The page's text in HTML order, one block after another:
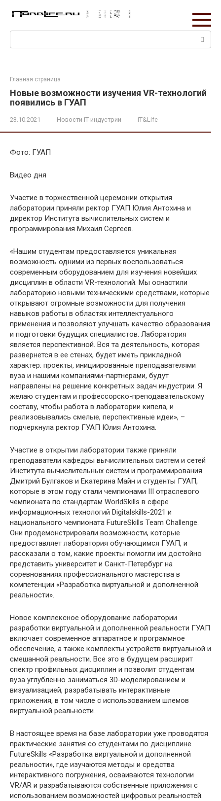
Поиск:
Главная страница
Новые возможности изучения VR-технологий
появились в ГУАП
23.10.2021 Новости IT-индустрии IT&Life
Фото: ГУАП
Видео дня
Участие в торжественной церемонии открытия
лаборатории приняли ректор ГУАП Юлия Антохина и
директор Института вычислительных систем и
программирования Михаил Сергеев.
«Нашим студентам предоставляется уникальная
возможность одними из первых воспользоваться
современным оборудованием для изучения новейших
дисциплин в области VR-технологий. Мы оснастили
лабораторию новыми техническими средствами, которые
открывают огромные возможности для получения
навыков работы в областях интеллектуального
применения и позволяют улучшать качество образования
и подготовки будущих специалистов. Лаборатория
является перспективной. Вся та деятельность, которая
развернется в ее стенах, будет иметь прикладной
характер: проекты, инициированные преподавателями
вуза и нашими компаниями-партнерами, будут
направлены на решение конкретных задач индустрии. Я
желаю студентам и профессорско-преподавательскому
составу, чтобы работа в лаборатории кипела, и
реализовывались смелые, перспективные идеи», –
подчеркнула ректор ГУАП Юлия Антохина.
Участие в открытии лаборатории также приняли
преподаватели кафедры вычислительных систем и сетей
Института вычислительных систем и программирования
Дмитрий Булгаков и Екатерина Майн и студенты ГУАП,
которые в этом году стали чемпионами III отраслевого
чемпионата по стандартам WorldSkills в сфере
информационных технологий Digitalskills-2021 и
национального чемпионата FutureSkills Team Challenge.
Они продемонстрировали возможности, которые
предоставляет лаборатория обучающимся ГУАП, и
рассказали о том, какие проекты помогли им достойно
представить университет и Санкт-Петербург на
соревнованиях профессионального мастерства в
компетенции «Разработка виртуальной и дополненной
реальности».
Новое комплексное оборудование лаборатории
разработки виртуальной и дополненной реальности ГУАП
включает современное аппаратное и программное
обеспечение, а также комплекты устройств виртуальной и
смешанной реальности. Все это в будущем расширит
спектр профильных дисциплин и позволит студентам
вуза углубленно заниматься 3D-моделированием и
визуализацией, разрабатывать интерактивные
приложения, в том числе с использованием шлемов
виртуальной реальности.
В настоящее время на базе лаборатории уже проводятся
практические занятия со студентами по дисциплине
FutureSkills «Разработка виртуальной и дополненной
реальности», где изучаются методы и средства
интерактивного погружения, осваиваются технологии
VR/AR и разрабатываются собственные приложения с
использованием возможностей цифровых реальностей.